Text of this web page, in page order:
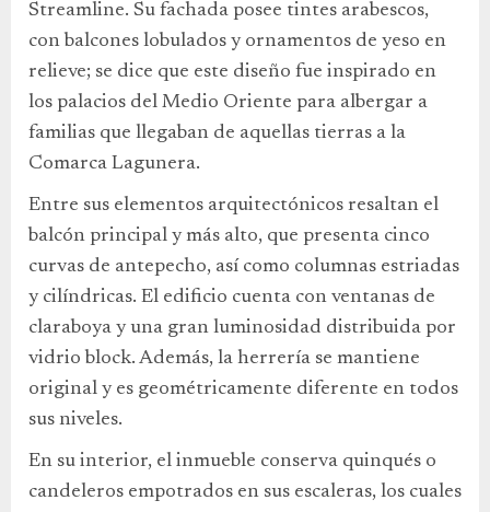
Streamline. Su fachada posee tintes arabescos,
con balcones lobulados y ornamentos de yeso en
relieve; se dice que este diseño fue inspirado en
los palacios del Medio Oriente para albergar a
familias que llegaban de aquellas tierras a la
Comarca Lagunera.
Entre sus elementos arquitectónicos resaltan el
balcón principal y más alto, que presenta cinco
curvas de antepecho, así como columnas estriadas
y cilíndricas. El edificio cuenta con ventanas de
claraboya y una gran luminosidad distribuida por
vidrio block. Además, la herrería se mantiene
original y es geométricamente diferente en todos
sus niveles.
En su interior, el inmueble conserva quinqués o
candeleros empotrados en sus escaleras, los cuales